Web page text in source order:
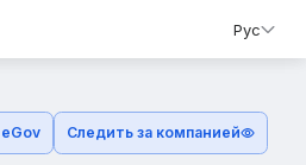
Рус
Следить за компанией